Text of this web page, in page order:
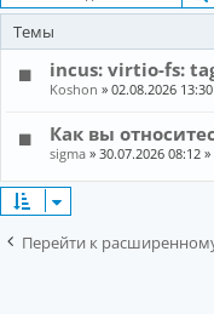
и
Темы
incus: virtio-fs:
Koshon » 02.08.2026 13:30
Как вы
sigma » 30.07.2026 08:12
Перейти к